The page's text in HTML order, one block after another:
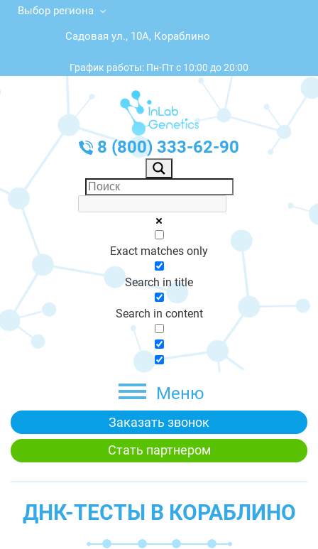
Выбор региона
Садовая ул., 10А, Кораблино
График работы: Пн-Пт с 10:00 до 20:00
8 (800) 333-62-90
Exact matches only
Search in title
Search in content
Меню
Заказать звонок
Стать партнером
ДНК-ТЕСТЫ В КОРАБЛИНО